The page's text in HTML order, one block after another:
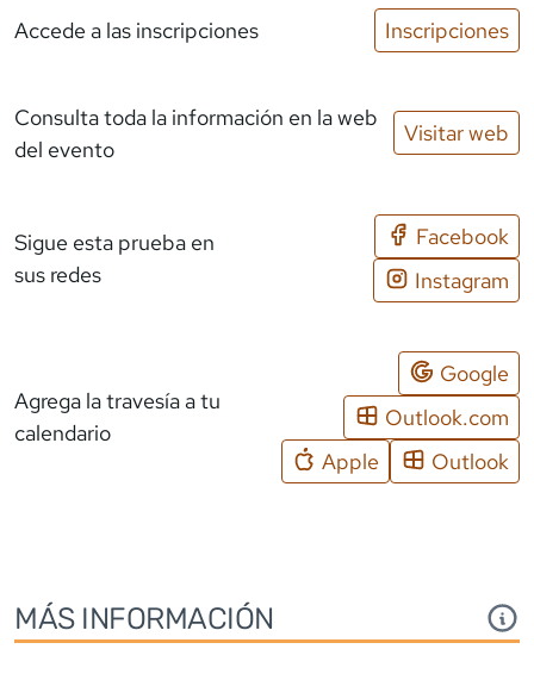
Accede a las inscripciones Inscripciones
Consulta toda la información en la web
del evento
Visitar web
Sigue esta prueba en
sus redes
Facebook
Instagram
Agrega la travesía a tu
calendario
Google
Outlook.com
Apple
Outlook
MÁS INFORMACIÓN